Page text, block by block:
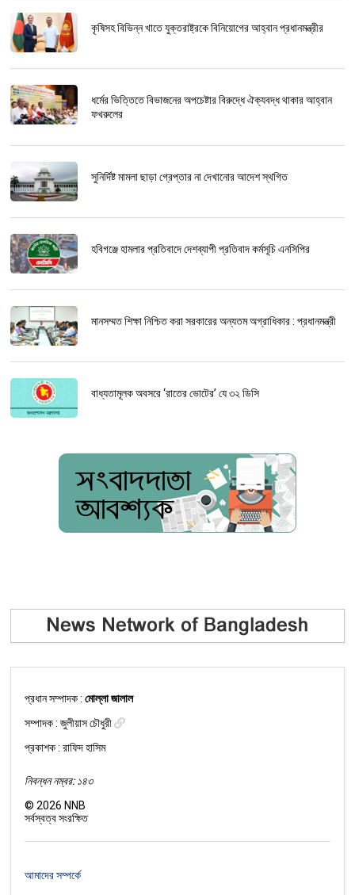
কৃষিসহ বিভিন্ন খাতে যুক্তরাষ্ট্রকে বিনিয়োগের আহ্বান প্রধানমন্ত্রীর
ধর্মের ভিত্তিতে বিভাজনের অপচেষ্টার বিরুদ্ধে ঐক্যবদ্ধ থাকার আহ্বান
ফখরুলের
সুনির্দিষ্ট মামলা ছাড়া গ্রেপ্তার না দেখানোর আদেশ স্থগিত
হবিগঞ্জে হামলার প্রতিবাদে দেশব্যাপী প্রতিবাদ কর্মসূচি এনসিপির
মানসম্মত শিক্ষা নিশ্চিত করা সরকারের অন্যতম অগ্রাধিকার : প্রধানমন্ত্রী
বাধ্যতামূলক অবসরে ‘রাতের ভোটের’ যে ৩২ ডিসি
প্রধান সম্পাদক :মোল্লা জালাল
সম্পাদক :জুলীয়াস চৌধুরী
প্রকাশক : রাফিদ হাসিম
নিবন্ধন নম্বর: ১৪৩
©2026 NNB
সর্বস্বত্ব সংরক্ষিত
আমাদের সম্পর্কে